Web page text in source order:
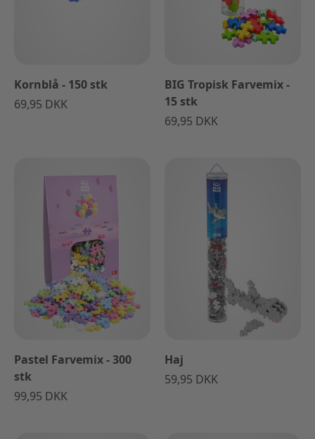
Kornblå - 150 stk
69,95 DKK
BIG Tropisk Farvemix -
15 stk
69,95 DKK
Pastel Farvemix - 300
stk
99,95 DKK
Haj
59,95 DKK